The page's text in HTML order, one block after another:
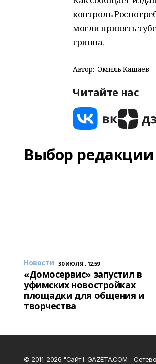
контроль
могли принять
гриппа.
Автор: Эмиль Кашаев
Читайте нас
Выбор редакции
Новости 30 ИЮЛЯ , 12:59
«Домосервис» запустил в
уфимских новостройках
площадки для общения и
творчества
© 2011-2026 "Сайт I-GAZETA.COM -